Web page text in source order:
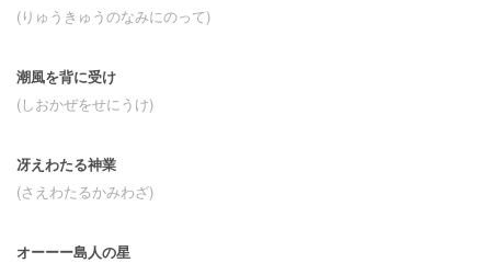
(りゅうきゅうのなみにのって)
潮風を背に受け
(しおかぜをせにうけ)
冴えわたる神業
(さえわたるかみわざ)
オーーー島人の星